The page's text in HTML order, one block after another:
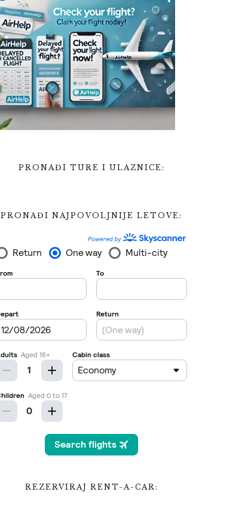
PRONAĐI TURE I ULAZNICE:
PRONAĐI NAJPOVOLJNIJE LETOVE:
REZERVIRAJ RENT-A-CAR: